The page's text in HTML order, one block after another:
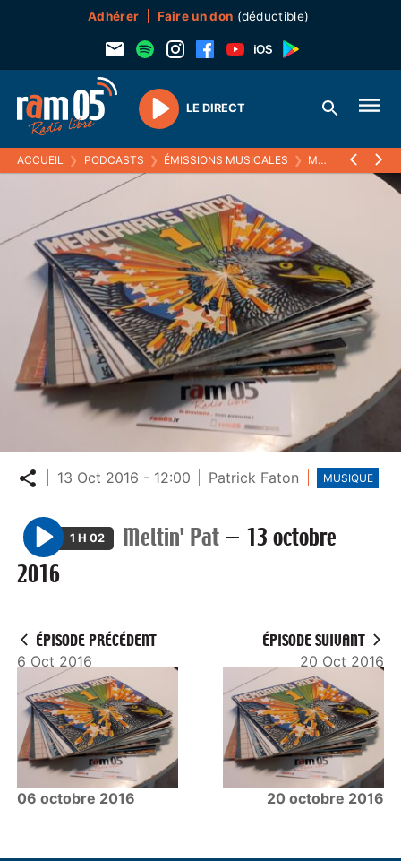
Adhérer Faire un don (déductible)
Play
LE DIRECT
ACCUEIL ❯ PODCASTS ❯ ÉMISSIONS MUSICALES ❯ MELTIN' PAT ❯
Partager
13 Oct 2016 - 12:00 Patrick Faton MUSIQUE
P
l
1 H 02 Meltin' Pat — 13 octobre
2016
ÉPISODE PRÉCÉDENT
6 Oct 2016
06 octobre 2016
ÉPISODE SUIVANT
20 Oct 2016
20 octobre 2016